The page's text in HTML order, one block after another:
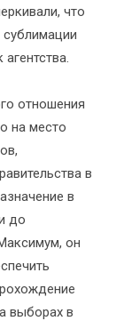
что
отношения
на место
в
в
до
он
выборах в